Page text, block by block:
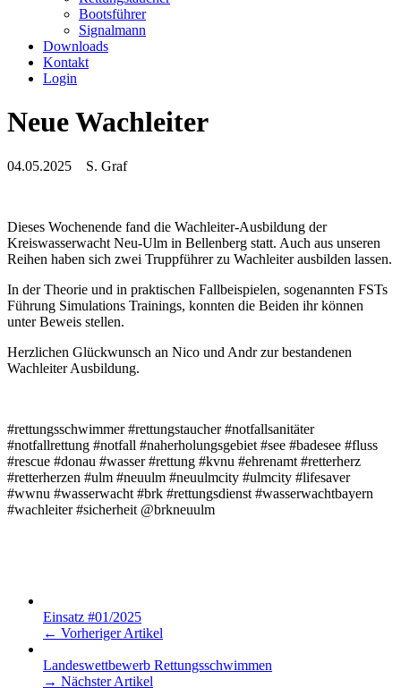
Bootsführer
Signalmann
Downloads
Kontakt
Login
Neue Wachleiter
04.05.2025 S. Graf
Dieses Wochenende fand die Wachleiter-Ausbildung der
Kreiswasserwacht Neu-Ulm in Bellenberg statt. Auch aus unseren
Reihen haben sich zwei Truppführer zu Wachleiter ausbilden lassen.
In der Theorie und in praktischen Fallbeispielen, sogenannten FSTs
Führung Simulations Trainings, konnten die Beiden ihr können
unter Beweis stellen.
Herzlichen Glückwunsch an Nico und Andr zur bestandenen
Wachleiter Ausbildung.
#rettungsschwimmer #rettungstaucher #notfallsanitäter
#notfallrettung #notfall #naherholungsgebiet #see #badesee #fluss
#rescue #donau #wasser #rettung #kvnu #ehrenamt #retterherz
#retterherzen #ulm #neuulm #neuulmcity #ulmcity #lifesaver
#wwnu #wasserwacht #brk #rettungsdienst #wasserwachtbayern
#wachleiter #sicherheit @brkneuulm
Einsatz #01/2025
← Vorheriger Artikel
Landeswettbewerb Rettungsschwimmen
→ Nächster Artikel